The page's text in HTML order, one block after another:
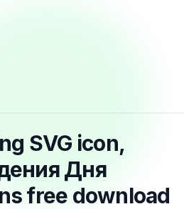
SVG icon,
Дня
free download